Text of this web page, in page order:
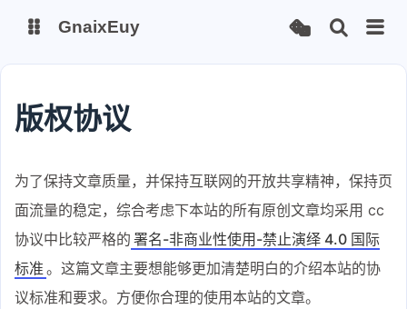
it-tools工具集 ChatGPT-Next
爱国学习平台(暂时关闭) LobeHub 智能AI聚合站
GnaixEuy
版权协议
为了保持文章质量，并保持互联网的开放共享精神，保持页
面流量的稳定，综合考虑下本站的所有原创文章均采用 cc
协议中比较严格的 署名-非商业性使用-禁止演绎 4.0 国际
标准 。这篇文章主要想能够更加清楚明白的介绍本站的协
议标准和要求。方便你合理的使用本站的文章。